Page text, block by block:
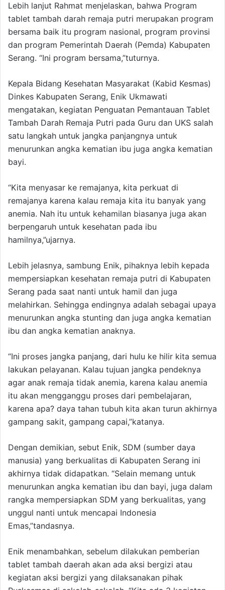
Lebih lanjut Rahmat menjelaskan, bahwa Program
tablet tambah darah remaja putri merupakan program
bersama baik itu program nasional, program provinsi
dan program Pemerintah Daerah (Pemda) Kabupaten
Serang. “Ini program bersama,”tuturnya.
Kepala Bidang Kesehatan Masyarakat (Kabid Kesmas)
Dinkes Kabupaten Serang, Enik Ukmawati
mengatakan, kegiatan Penguatan Pemantauan Tablet
Tambah Darah Remaja Putri pada Guru dan UKS salah
satu langkah untuk jangka panjangnya untuk
menurunkan angka kematian ibu juga angka kematian
bayi.
“Kita menyasar ke remajanya, kita perkuat di
remajanya karena kalau remaja kita itu banyak yang
anemia. Nah itu untuk kehamilan biasanya juga akan
berpengaruh untuk kesehatan pada ibu
hamilnya,”ujarnya.
Lebih jelasnya, sambung Enik, pihaknya lebih kepada
mempersiapkan kesehatan remaja putri di Kabupaten
Serang pada saat nanti untuk hamil dan juga
melahirkan. Sehingga endingnya adalah sebagai upaya
menurunkan angka stunting dan juga angka kematian
ibu dan angka kematian anaknya.
“Ini proses jangka panjang, dari hulu ke hilir kita semua
lakukan pelayanan. Kalau tujuan jangka pendeknya
agar anak remaja tidak anemia, karena kalau anemia
itu akan mengganggu proses dari pembelajaran,
karena apa? daya tahan tubuh kita akan turun akhirnya
gampang sakit, gampang capai,”katanya.
Dengan demikian, sebut Enik, SDM (sumber daya
manusia) yang berkualitas di Kabupaten Serang ini
akhirnya tidak didapatkan. “Selain memang untuk
menurunkan angka kematian ibu dan bayi, juga dalam
rangka mempersiapkan SDM yang berkualitas, yang
unggul nanti untuk mencapai Indonesia
Emas,”tandasnya.
Enik menambahkan, sebelum dilakukan pemberian
tablet tambah daerah akan ada aksi bergizi atau
kegiatan aksi bergizi yang dilaksanakan pihak